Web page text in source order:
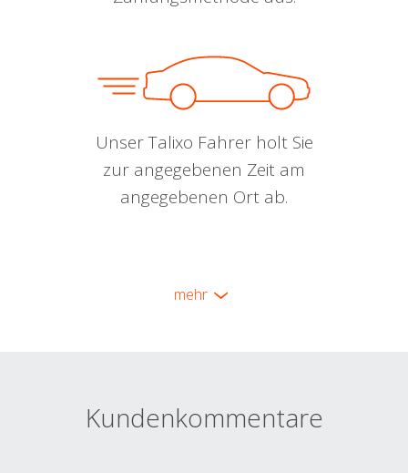
Unser Talixo Fahrer holt Sie
zur angegebenen Zeit am
angegebenen Ort ab.
mehr
Kundenkommentare